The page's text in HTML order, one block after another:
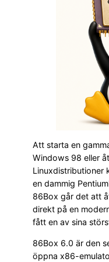
Att starta en
Windows 98 eller
Linuxdistributioner
en dammig
86Box går det att
direkt på en
fått en av sina
86Box 6.0 är den
öppna x86-